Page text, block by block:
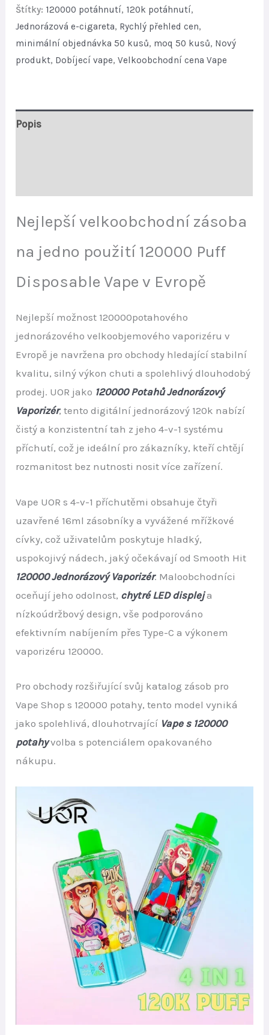
quantity
Štítky: 120000 potáhnutí, 120k potáhnutí,
Jednorázová e-cigareta, Rychlý přehled cen,
minimální objednávka 50 kusů, moq 50 kusů, Nový
produkt, Dobíjecí vape,Velkoobchodní cena Vape
Popis
Nejlepší velkoobchodní zásoba
na jedno použití 120000 Puff
Disposable Vape v Evropě
Nejlepší možnost 120000potahového
jednorázového velkoobjemového vaporizéru v
Evropě je navržena pro obchody hledající stabilní
kvalitu, silný výkon chuti a spolehlivý dlouhodobý
prodej. UOR jako 120000 Potahů Jednorázový
Vaporizér, tento digitální jednorázový 120k nabízí
čistý a konzistentní tah z jeho 4-v-1 systému
příchutí, což je ideální pro zákazníky, kteří chtějí
rozmanitost bez nutnosti nosit více zařízení.
Vape UOR s 4-v-1 příchutěmi obsahuje čtyři
uzavřené 16ml zásobníky a vyvážené mřížkové
cívky, což uživatelům poskytuje hladký,
uspokojivý nádech, jaký očekávají od Smooth Hit
120000 Jednorázový Vaporizér. Maloobchodníci
oceňují jeho odolnost, chytré LED displeja
nízkoúdržbový design, vše podporováno
efektivním nabíjením přes Type-C a výkonem
vaporizéru 120000.
Pro obchody rozšiřující svůj katalog zásob pro
Vape Shop s 120000 potahy, tento model vyniká
jako spolehlivá, dlouhotrvající Vape s 120000
potahyvolba s potenciálem opakovaného
nákupu.